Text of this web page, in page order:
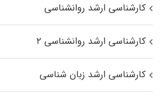
کارشناسی ارشد روانشناسی
کارشناسی ارشد روانشناسی ۲
کارشناسی ارشد زبان شناسی